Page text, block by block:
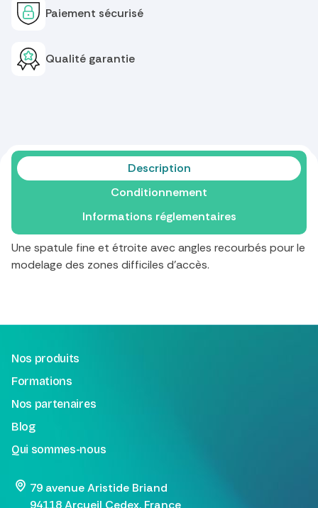
Paiement sécurisé
Qualité garantie
Description
Conditionnement
Informations réglementaires
Une spatule fine et étroite avec angles recourbés pour le
modelage des zones difficiles d'accès.
Nos produits
Formations
Nos partenaires
Blog
Qui sommes-nous
79 avenue Aristide Briand
94118 Arcueil Cedex, France